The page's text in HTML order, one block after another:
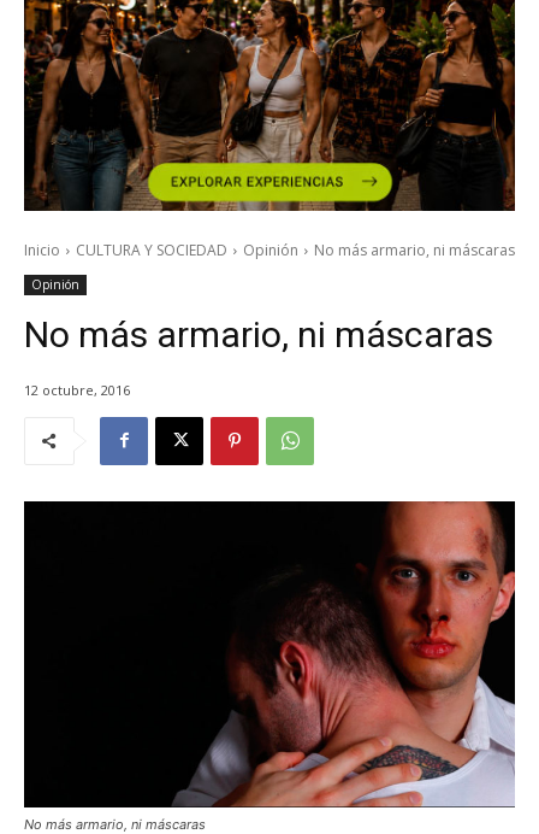
Inicio CULTURA Y SOCIEDAD Opinión No más armario, ni máscaras
Opinión
No más armario, ni máscaras
12 octubre, 2016
No más armario, ni máscaras